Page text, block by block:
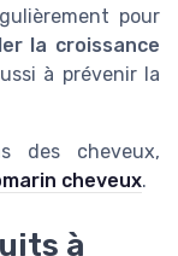
pour
la croissance
à prévenir la
des cheveux,
cheveux.
à